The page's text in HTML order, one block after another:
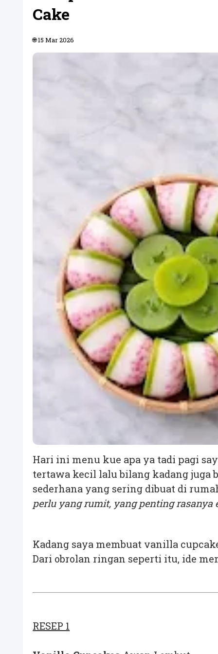
Cake
🌐 15 Mar 2026
Hari ini menu kue apa ya tadi pagi
tertawa kecil lalu bilang kadang juga
sederhana yang sering dibuat di
perlu yang rumit, yang penting
Kadang saya membuat vanilla
Dari obrolan ringan seperti itu, ide
RESEP 1